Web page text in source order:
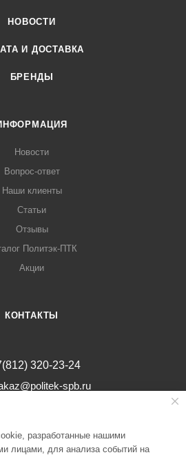
НОВОСТИ
И ДОСТАВКА
БРЕНДЫ
Новости
Вопрос-ответ
Наши клиенты
Статьи
Отзывы
Политэк-ПТК
Акции
КОНТАКТЫ
320-23-24
spb.ru
Минеральная ул, д.
разработанные нашими
лицами, для анализа событий на